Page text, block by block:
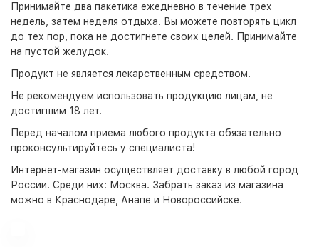
Принимайте два пакетика ежедневно в течение трех
недель, затем неделя отдыха. Вы можете повторять цикл
до тех пор, пока не достигнете своих целей. Принимайте
на пустой желудок.
Продукт не является лекарственным средством.
Не рекомендуем использовать продукцию лицам, не
достигшим 18 лет.
Перед началом приема любого продукта обязательно
проконсультируйтесь у специалиста!
Интернет-магазин осуществляет доставку в любой город
России. Среди них: Москва. Забрать заказ из магазина
можно в Краснодаре, Анапе и Новороссийске.